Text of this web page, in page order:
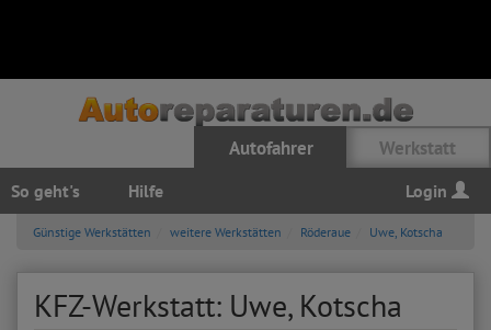
Autofahrer Werkstatt
So geht's Hilfe Login
Günstige Werkstätten weitere Werkstätten Röderaue Uwe, Kotscha
KFZ-Werkstatt: Uwe, Kotscha